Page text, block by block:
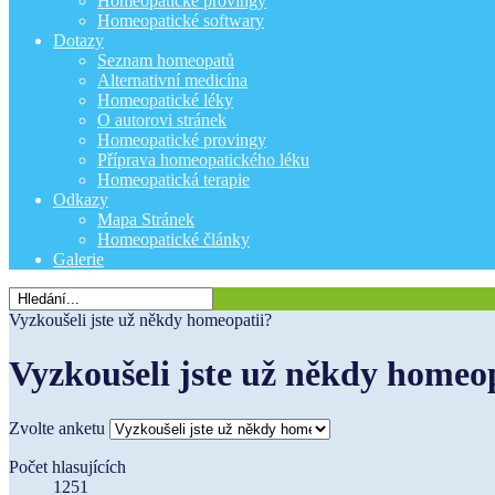
Homeopatické softwary
Dotazy
Seznam homeopatů
Alternativní medicína
Homeopatické léky
O autorovi stránek
Homeopatické provingy
Příprava homeopatického léku
Homeopatická terapie
Odkazy
Mapa Stránek
Homeopatické články
Galerie
Vyzkoušeli jste už někdy homeopatii?
Vyzkoušeli jste už někdy
Zvolte anketu
Počet hlasujících
1251